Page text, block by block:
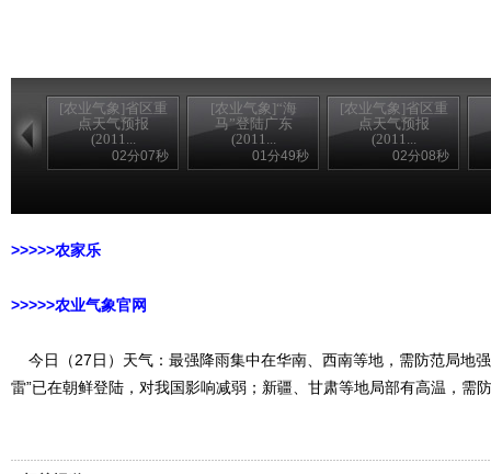
[农业气象]省区重
点天气预报
(2011...
02分07秒
[农业气象]“海
马”登陆广东
(2011...
01分49秒
[农业气象]省区重
点天气预报
(2011...
02分08秒
>>>>>农家乐
>>>>>农业气象官网
今日（27日）天气：最强降雨集中在华南、西南等地，需防范局地
雷”已在朝鲜登陆，对我国影响减弱；新疆、甘肃等地局部有高温，需